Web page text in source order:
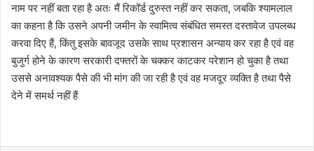
नाम पर नहीं बता रहा है अतः मैं रिकॉर्ड दुरुस्त नहीं कर सकता, जबकि श्यामलाल
का कहना है कि उसने अपनी जमीन के स्वामित्व संबंधित समस्त दस्तावेज उपलब्ध
करवा दिए हैं, किंतु इसके बावजूद उसके साथ प्रशासन अन्याय कर रहा है एवं वह
बुजुर्ग होने के कारण सरकारी दफ्तरों के चक्कर काटकर परेशान हो चुका है तथा
उससे अनावश्यक पैसे की भी मांग की जा रही है एवं वह मजदूर व्यक्ति है तथा पैसे
देने में समर्थ नहीं हैं